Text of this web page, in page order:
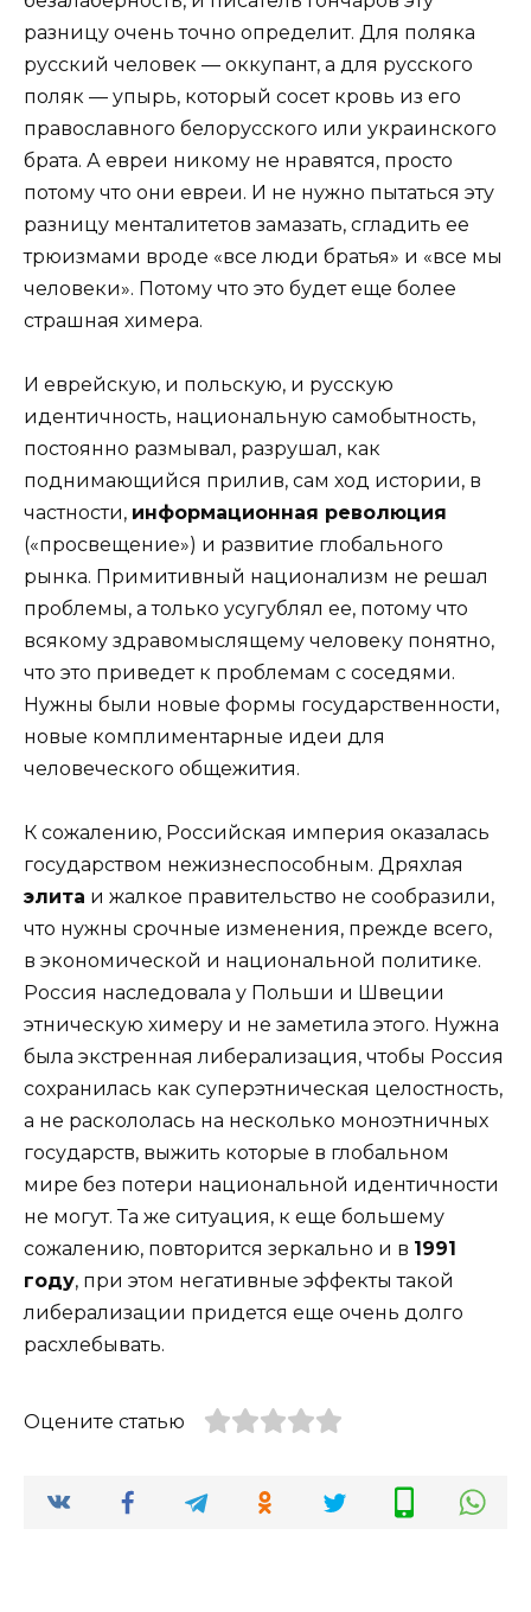
разницу очень точно определит. Для поляка
русский человек — оккупант, а для русского
поляк — упырь, который сосет кровь из его
православного белорусского или украинского
брата. А евреи никому не нравятся, просто
потому что они евреи. И не нужно пытаться эту
разницу менталитетов замазать, сгладить ее
трюизмами вроде «все люди братья» и «все мы
человеки». Потому что это будет еще более
страшная химера.
И еврейскую, и польскую, и русскую
идентичность, национальную самобытность,
постоянно размывал, разрушал, как
поднимающийся прилив, сам ход истории, в
частности, информационная революция
(«просвещение») и развитие глобального
рынка. Примитивный национализм не решал
проблемы, а только усугублял ее, потому что
всякому здравомыслящему человеку понятно,
что это приведет к проблемам с соседями.
Нужны были новые формы государственности,
новые комплиментарные идеи для
человеческого общежития.
К сожалению, Российская империя оказалась
государством нежизнеспособным. Дряхлая
элита и жалкое правительство не сообразили,
что нужны срочные изменения, прежде всего,
в экономической и национальной политике.
Россия наследовала у Польши и Швеции
этническую химеру и не заметила этого. Нужна
была экстренная либерализация, чтобы Россия
сохранилась как суперэтническая целостность,
а не раскололась на несколько моноэтничных
государств, выжить которые в глобальном
мире без потери национальной идентичности
не могут. Та же ситуация, к еще большему
сожалению, повторится зеркально и в 1991
году, при этом негативные эффекты такой
либерализации придется еще очень долго
расхлебывать.
Оцените статью